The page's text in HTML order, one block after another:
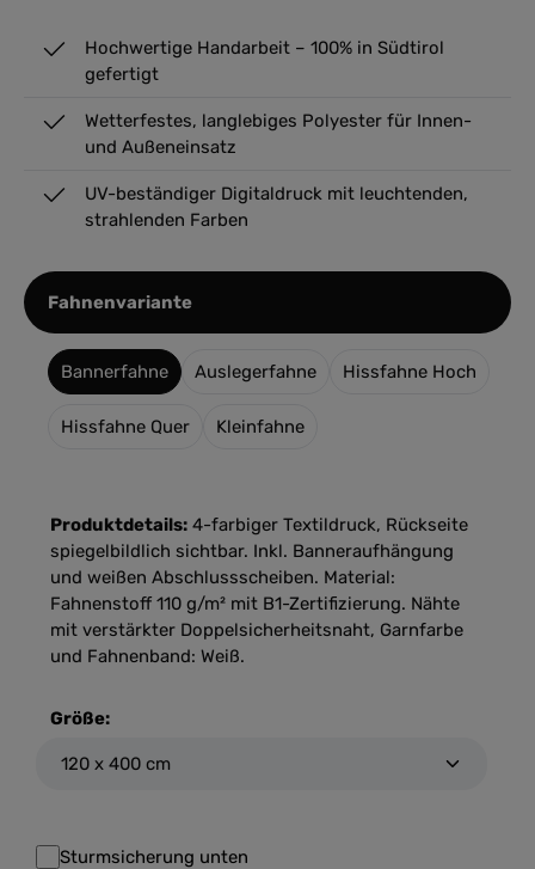
Hochwertige Handarbeit – 100% in Südtirol
gefertigt
Wetterfestes, langlebiges Polyester für Innen-
und Außeneinsatz
UV-beständiger Digitaldruck mit leuchtenden,
strahlenden Farben
Fahnenvarianteauswählen
Bannerfahne Auslegerfahne Hissfahne Hoch
Hissfahne Quer Kleinfahne
Produktdetails: 4-farbiger Textildruck, Rückseite
spiegelbildlich sichtbar. Inkl. Banneraufhängung
und weißen Abschlussscheiben. Material:
Fahnenstoff 110 g/m² mit B1-Zertifizierung. Nähte
mit verstärkter Doppelsicherheitsnaht, Garnfarbe
und Fahnenband: Weiß.
Größe:
Sturmsicherung unten